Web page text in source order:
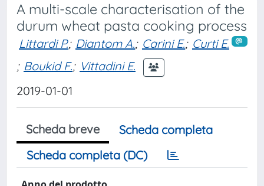
A multi-scale characterisation of the
durum wheat pasta cooking process
Littardi P.; Diantom A.; Carini E.; Curti E.
; Boukid F.; Vittadini E.
2019-01-01
Scheda breve
Scheda completa
Scheda completa (DC)